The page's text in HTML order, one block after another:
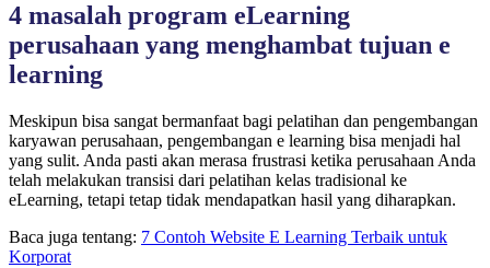
4 masalah program eLearning
perusahaan yang menghambat tujuan e
learning
Meskipun bisa sangat bermanfaat bagi pelatihan dan pengembangan
karyawan perusahaan, pengembangan e learning bisa menjadi hal
yang sulit. Anda pasti akan merasa frustrasi ketika perusahaan Anda
telah melakukan transisi dari pelatihan kelas tradisional ke
eLearning, tetapi tetap tidak mendapatkan hasil yang diharapkan.
Baca juga tentang: 7 Contoh Website E Learning Terbaik untuk
Korporat